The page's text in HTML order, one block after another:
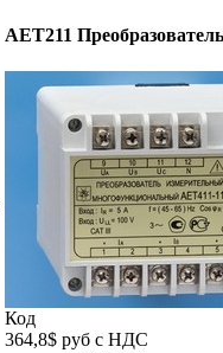
AET211 Преобразователь
Код
364,8$ руб с НДС